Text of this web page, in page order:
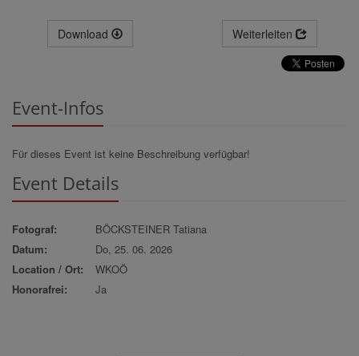
Download Weiterleiten
Event-Infos
Für dieses Event ist keine Beschreibung verfügbar!
Event Details
Fotograf:
BÖCKSTEINER Tatiana
Datum:
Do, 25. 06. 2026
Location / Ort:
WKOÖ
Honorafrei:
Ja